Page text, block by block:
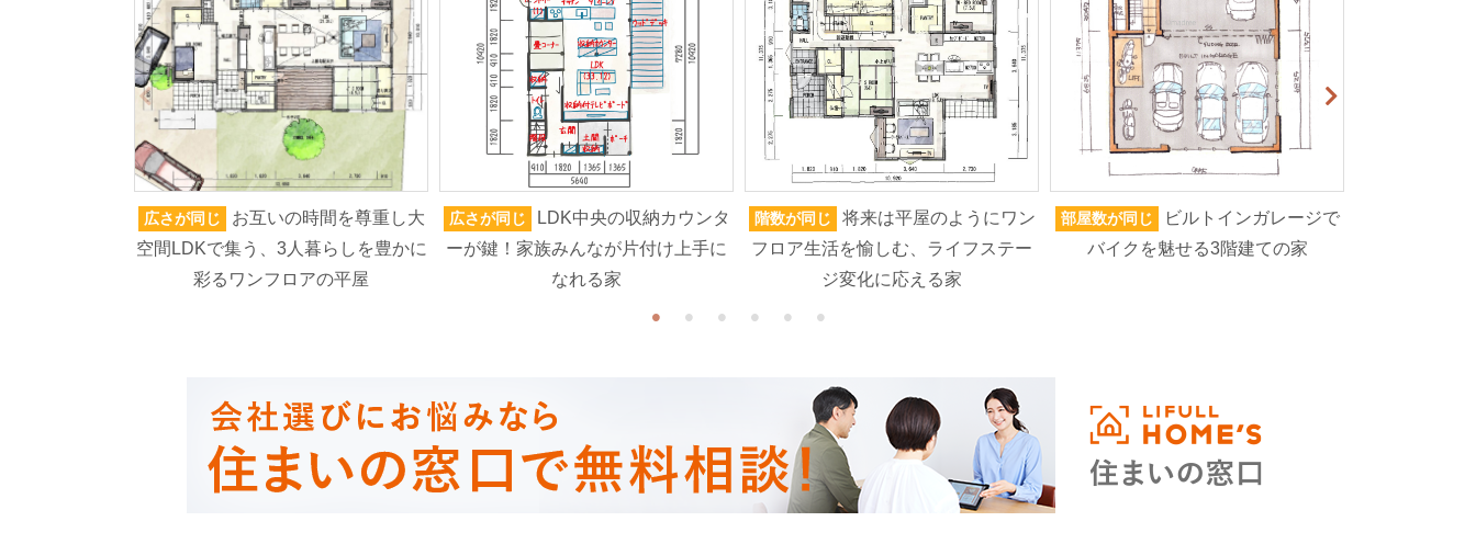
広さが同じ
お互いの時間を尊重し大
空間LDKで集う、3人暮らしを豊かに
彩るワンフロアの平屋
広さが同じ
LDK中央の収納カウンタ
ーが鍵！家族みんなが片付け上手に
なれる家
階数が同じ
将来は平屋のようにワン
フロア生活を愉しむ、ライフステー
ジ変化に応える家
部屋数が同じ
ビルトインガレージで
バイクを魅せる3階建ての家